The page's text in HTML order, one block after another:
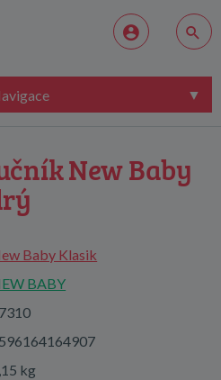
New Baby
Baby Klasik
BABY
kg